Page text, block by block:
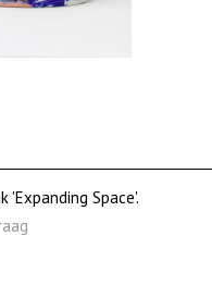
'Expanding Space'.